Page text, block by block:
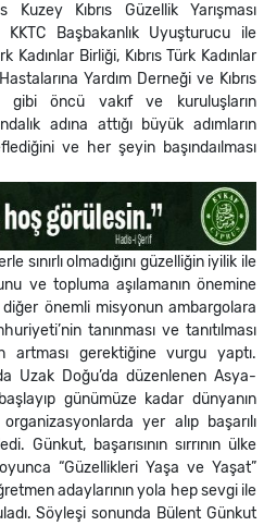
Kıbrıs Güzellik Yarışması
KKTC Başbakanlık Uyuşturucu ile
Kadınlar Birliği, Kıbrıs Türk Kadınlar
Yardım Derneği ve Kıbrıs
gibi öncü vakıf ve kuruluşların
adına attığı büyük adımların
ve her şeyin başındaılması
sınırlı olmadığını güzelliğin iyilik ile
ve topluma aşılamanın önemine
önemli misyonun ambargolara
tanınması ve tanıtılması
artması gerektiğine vurgu yaptı.
Uzak Doğu’da düzenlenen Asya-
günümüze kadar dünyanın
yer alıp başarılı
Günkut, başarısının sırrının ülke
“Güzellikleri Yaşa ve Yaşat”
adaylarının yola hep sevgi ile
Söyleşi sonunda Bülent Günkut